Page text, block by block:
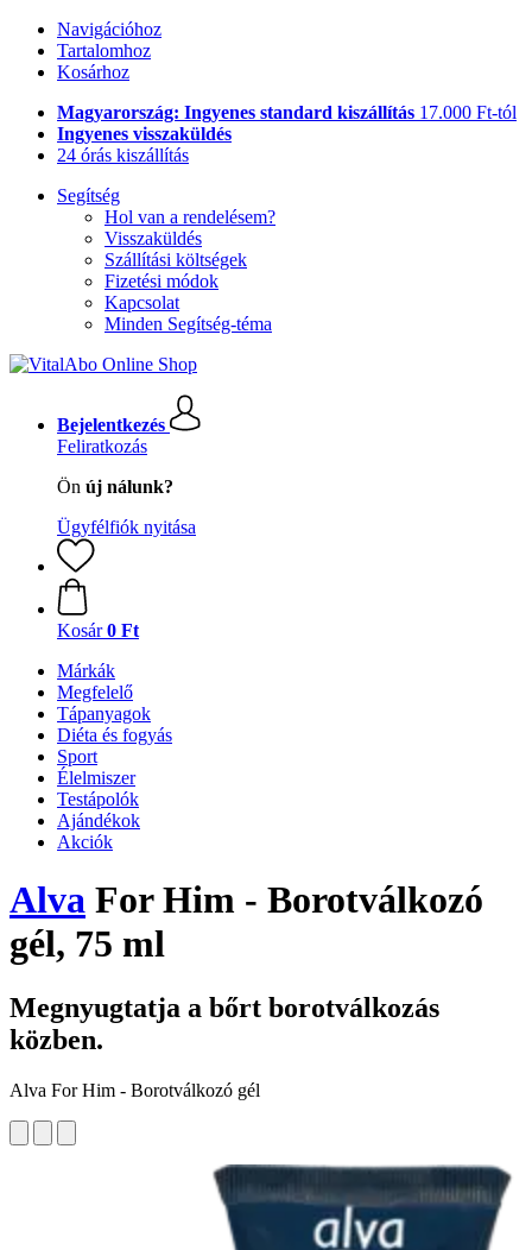
Navigációhoz
Tartalomhoz
Kosárhoz
Magyarország: Ingyenes standard kiszállítás 17.000 Ft-tól
Ingyenes visszaküldés
24 órás kiszállítás
Segítség
Hol van a rendelésem?
Visszaküldés
Szállítási költségek
Fizetési módok
Kapcsolat
Minden Segítség-téma
Bejelentkezés
Feliratkozás
Ön új nálunk?
Ügyfélfiók nyitása
Kosár 0 Ft
Márkák
Megfelelő
Tápanyagok
Diéta és fogyás
Sport
Élelmiszer
Testápolók
Ajándékok
Akciók
Alva For Him - Borotválkozó
gél, 75 ml
Megnyugtatja a bőrt borotválkozás
közben.
Alva For Him - Borotválkozó gél